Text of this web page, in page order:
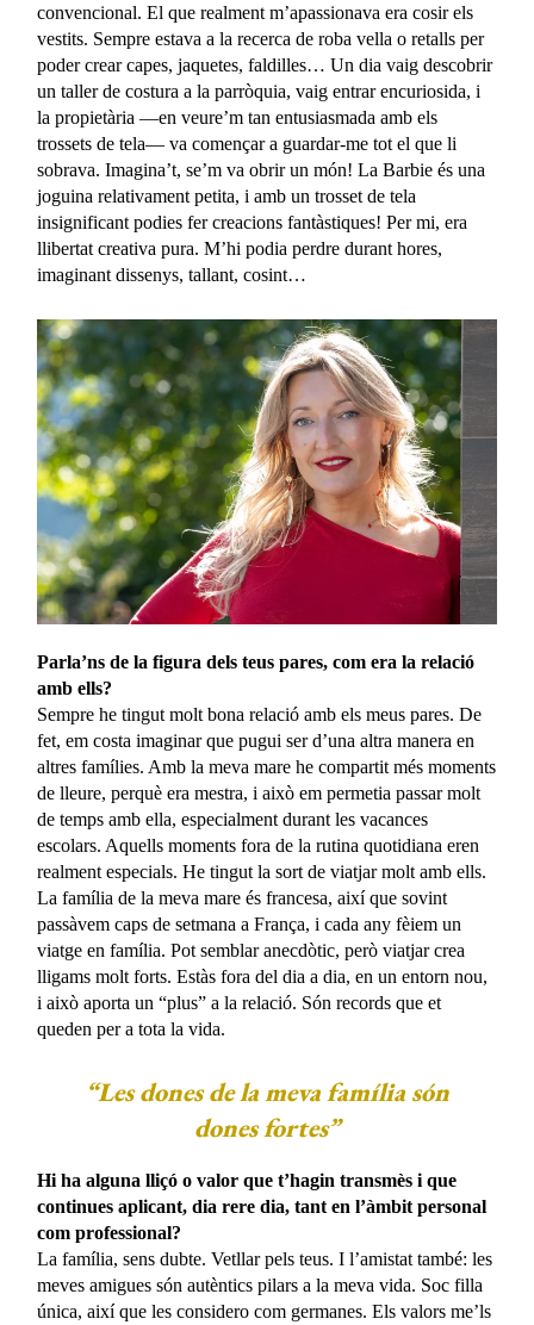
convencional. El que realment m’apassionava era cosir els
vestits. Sempre estava a la recerca de roba vella o retalls per
poder crear capes, jaquetes, faldilles… Un dia vaig descobrir
un taller de costura a la parròquia, vaig entrar encuriosida, i
la propietària —en veure’m tan entusiasmada amb els
trossets de tela— va començar a guardar-me tot el que li
sobrava. Imagina’t, se’m va obrir un món! La Barbie és una
joguina relativament petita, i amb un trosset de tela
insignificant podies fer creacions fantàstiques! Per mi, era
llibertat creativa pura. M’hi podia perdre durant hores,
imaginant dissenys, tallant, cosint…
Parla’ns de la figura dels teus pares, com era la relació
amb ells?
Sempre he tingut molt bona relació amb els meus pares. De
fet, em costa imaginar que pugui ser d’una altra manera en
altres famílies. Amb la meva mare he compartit més moments
de lleure, perquè era mestra, i això em permetia passar molt
de temps amb ella, especialment durant les vacances
escolars. Aquells moments fora de la rutina quotidiana eren
realment especials. He tingut la sort de viatjar molt amb ells.
La família de la meva mare és francesa, així que sovint
passàvem caps de setmana a França, i cada any fèiem un
viatge en família. Pot semblar anecdòtic, però viatjar crea
lligams molt forts. Estàs fora del dia a dia, en un entorn nou,
i això aporta un “plus” a la relació. Són records que et
queden per a tota la vida.
“Les dones de la meva família són
dones fortes”
Hi ha alguna lliçó o valor que t’hagin transmès i que
continues aplicant, dia rere dia, tant en l’àmbit personal
com professional?
La família, sens dubte. Vetllar pels teus. I l’amistat també: les
meves amigues són autèntics pilars a la meva vida. Soc filla
única, així que les considero com germanes. Els valors me’ls